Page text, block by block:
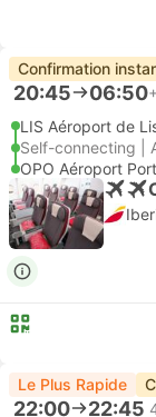
Confirmation
20:45 06:50
LIS Aéroport de
Self-connecting |
OPO Aéroport
Le Plus Rapide
22:00 22:45